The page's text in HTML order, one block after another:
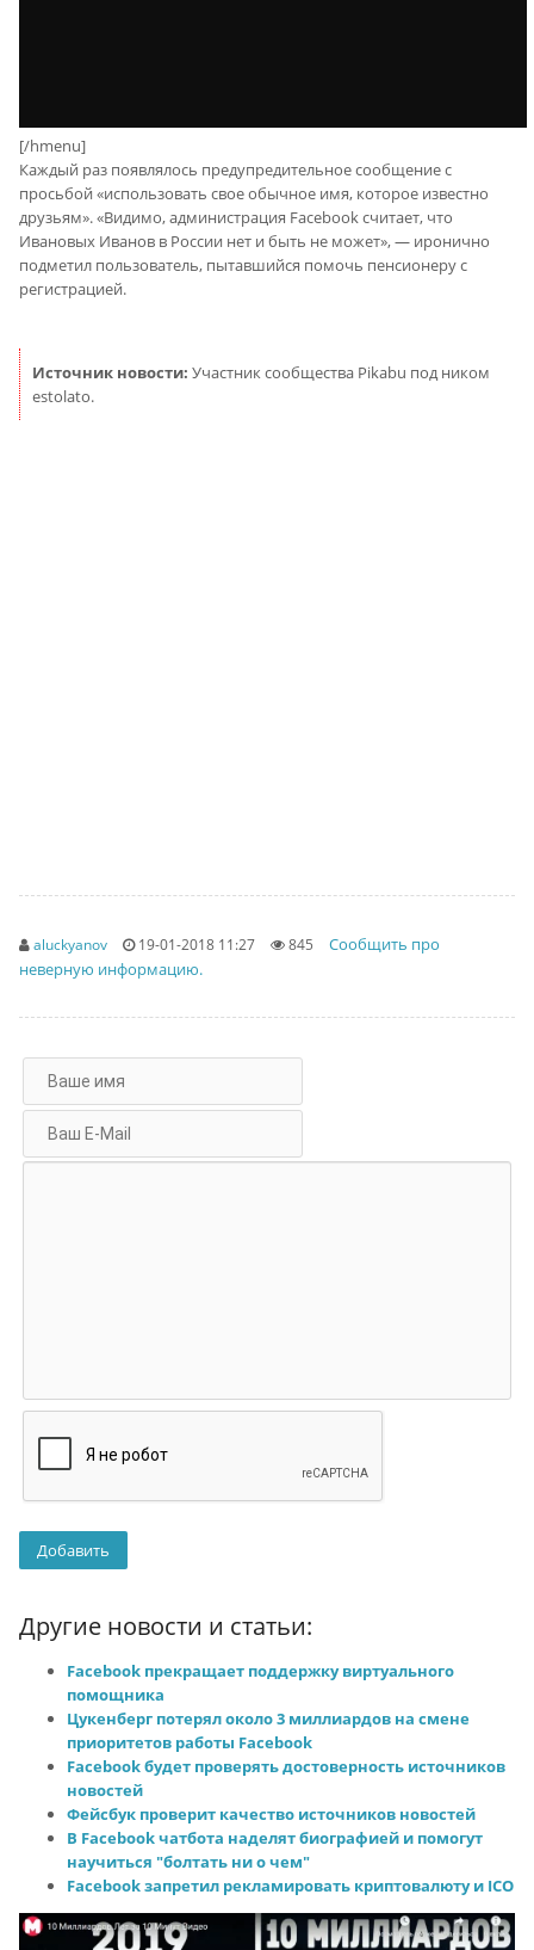
[/hmenu]
Каждый раз появлялось предупредительное сообщение с
просьбой «использовать свое обычное имя, которое известно
друзьям». «Видимо, администрация Facebook считает, что
Ивановых Иванов в России нет и быть не может», — иронично
подметил пользователь, пытавшийся помочь пенсионеру с
регистрацией.
Источник новости: Участник сообщества Pikabu под ником
estolato.
aluckyanov 19-01-2018 11:27 845
Сообщить про
неверную информацию.
Другие новости и статьи:
Facebook прекращает поддержку виртуального
помощника
Цукенберг потерял около 3 миллиардов на смене
приоритетов работы Facebook
Facebook будет проверять достоверность источников
новостей
Фейсбук проверит качество источников новостей
В Facebook чатбота наделят биографией и помогут
научиться "болтать ни о чем"
Faсebook запретил рекламировать криптовалюту и ICO